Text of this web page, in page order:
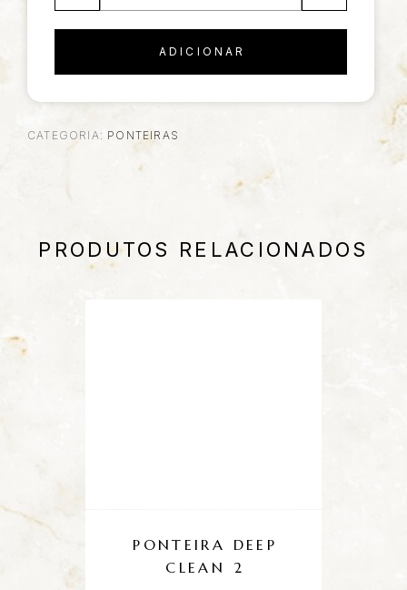
ADICIONAR
CATEGORIA: PONTEIRAS
PRODUTOS RELACIONADOS
PONTEIRA DEEP
CLEAN 2